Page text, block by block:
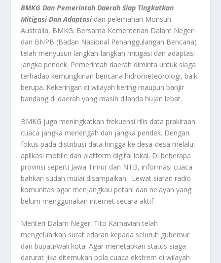
BMKG Dan Pemerintah Daerah Siap Tingkatkan
Mitigasi Dan Adaptasi dan pelemahan Monsun
Australia, BMKG. Bersama Kementerian Dalam Negeri
dan BNPB (Badan Nasional Penanggulangan Bencana)
telah menyusun langkah-langkah mitigasi dan adaptasi
jangka pendek. Pemerintah daerah diminta untuk siaga
terhadap kemungkinan bencana hidrometeorologi, baik
berupa. Kekeringan di wilayah kering maupun banjir
bandang di daerah yang masih dilanda hujan lebat.
BMKG juga meningkatkan frekuensi rilis data prakiraan
cuaca jangka menengah dan jangka pendek. Dengan
fokus pada distribusi data hingga ke desa-desa melalui
aplikasi mobile dan platform digital lokal. Di beberapa
provinsi seperti Jawa Timur dan NTB, informasi cuaca
bahkan sudah mulai disampaikan . Lewat siaran radio
komunitas agar menjangkau petani dan nelayan yang
belum menggunakan internet secara aktif.
Menteri Dalam Negeri Tito Karnavian telah
mengeluarkan surat edaran kepada seluruh gubernur
dan bupati/wali kota. Agar menetapkan status siaga
darurat jika ditemukan pola cuaca ekstrem di wilayah